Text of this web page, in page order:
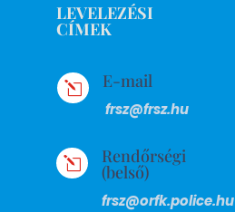
LEVELEZÉSI
CÍMEK
l E-mail
frsz@frsz.hu
l Rendőrségi
(belső)
frsz@orfk.police.hu